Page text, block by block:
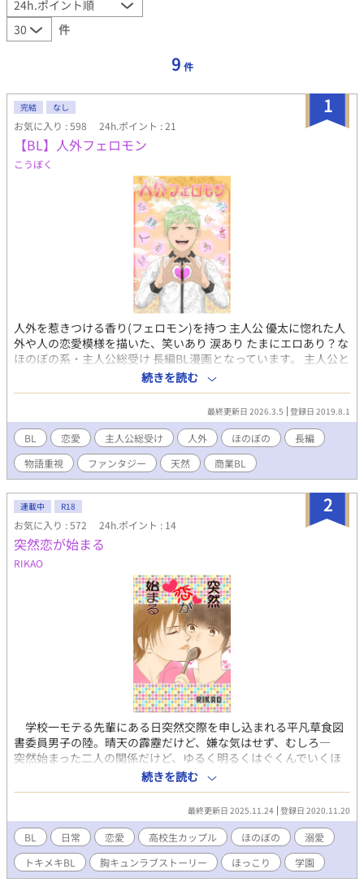
件
9 件
1
完結 なし
お気に入り : 598 24h.ポイント : 21
【BL】人外フェロモン
こうぼく
人外を惹きつける香り(フェロモン)を持つ 主人公 優太に惚れた人
外や人の恋愛模様を描いた、笑いあり 涙あり たまにエロあり？な
ほのぼの系・主人公総受け 長編BL漫画となっています。 主人公と
は別のカップリングのお話もあります。 長編で内容が濃いめなの
で物語を楽しむ人向け、エロと言ってもキスや体を多少触る程度
で合体的なものは一切ありません。 ※2016年10月から描き始め
た漫画なので、初期の絵柄と現在の絵柄がだいぶ違っています
が、描きながら画力アップに努めているので生温かい目で見てや
って下さいm(_ _)m ※2020.3.15 商業移行により、【名前は契
約？】以降の本編と一部の番外編を削除しました。
続きを読む
最終更新日 2026.3.5 登録日 2019.8.1
BL 恋愛 主人公総受け 人外 ほのぼの
長編
物語重視
ファンタジー 天然 商業BL
2
連載中 R18
お気に入り : 572 24h.ポイント : 14
突然恋が始まる
RIKAO
学校一モテる先輩にある日突然交際を申し込まれる平凡草食図
書委員男子の陸。晴天の霹靂だけど、嫌な気はせず、むしろ―
突然始まった二人の関係だけど、ゆるく明るくはぐくんでいくほ
のぼのきゅんなラブストーリー♪イケメン×地味メガネっ子ラブ
コメです♡ 初めて描き始めた長編漫画です！ 3話以降R指定にな
続きを読む
最終更新日 2025.11.24 登録日 2020.11.20
BL 日常 恋愛 高校生カップル ほのぼの
溺愛
トキメキBL
胸キュンラブストーリー ほっこり 学園